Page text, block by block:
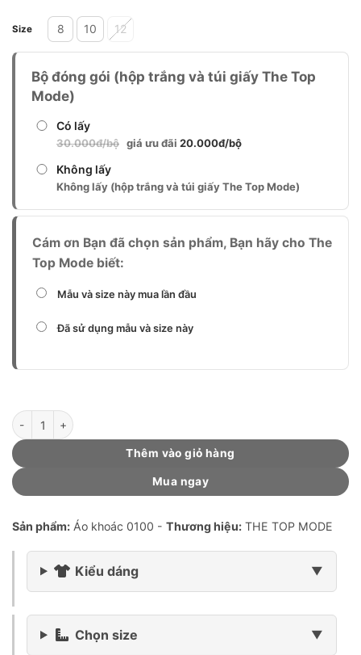
Size 8 10 12
Bộ đóng gói (hộp trắng và túi giấy The Top
Mode)
Có lấy
30.000đ/bộ giá ưu đãi 20.000đ/bộ
Không lấy
Không lấy (hộp trắng và túi giấy The Top Mode)
Cám ơn Bạn đã chọn sản phẩm, Bạn hãy cho The
Top Mode biết:
Mẫu và size này mua lần đầu
Đã sử dụng mẫu và size này
Lab coat (mẫu Classic Pro - Nữ) số lượng
Thêm vào giỏ hàng
Mua ngay
Alternative:
Sản phẩm: Áo khoác 0100 - Thương hiệu: THE TOP MODE
Kiểu dáng
Chọn size